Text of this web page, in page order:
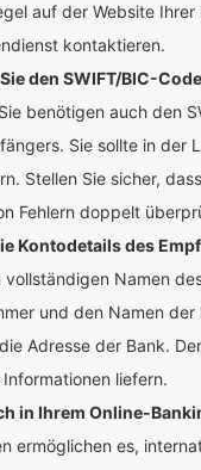
auf der Website
kontaktieren.
den SWIFT/BIC-
Sie benötigen auch den
Sie sollte in der
Stellen Sie sicher,
Fehlern doppelt
Kontodetails des
Namen
und den Namen der
Adresse der Bank.
liefern.
in Ihrem Online-
ermöglichen es,